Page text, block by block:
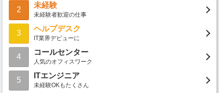
2
未経験
未経験者歓迎の仕事
3
ヘルプデスク
IT業界デビューに
4
コールセンター
人気のオフィスワーク
5
ITエンジニア
未経験OKもたくさん